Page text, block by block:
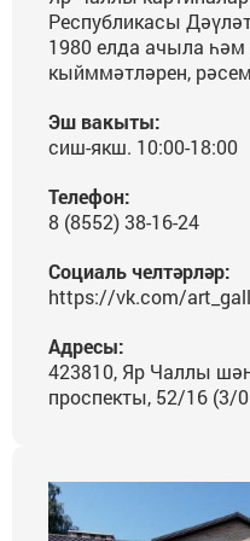
Республикасы
1980 елда ачыла һәм
кыйммәтләрен,
урыны булып тора.
Эш вакыты:
сиш-якш. 10:00-18:00
Телефон:
8 (8552) 38-16-24
Социаль челтәрләр:
https://vk.com/
Адресы:
423810, Яр Чаллы
проспекты, 52/16 (3/